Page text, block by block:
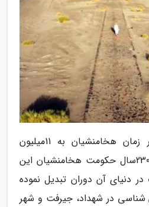
وسعت قلمروی ایران در زمان هخامنشیان به 11میلیون
کیلومترمربع می رسید و 230سال حکومت هخامنشیان این
دنیای آن دوران تبدیل نموده
شناسی در شهداد، جیرفت و شهر